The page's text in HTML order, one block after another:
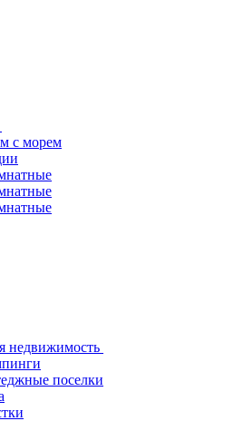
с морем
недвижимость
поселки